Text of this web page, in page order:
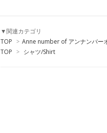
▼関連カテゴリ
TOP > Anne number of アンナンバー
TOP > シャツ/Shirt